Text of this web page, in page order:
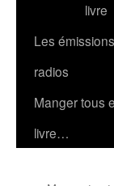
livre
Les émissions
radios
Manger tous
livre…